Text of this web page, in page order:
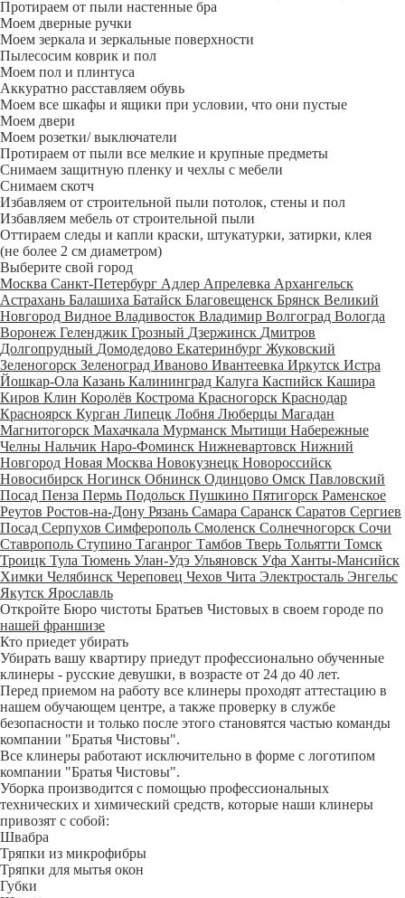
Протираем от пыли настенные бра
Моем дверные ручки
Моем зеркала и зеркальные поверхности
Пылесосим коврик и пол
Моем пол и плинтуса
Аккуратно расставляем обувь
Моем все шкафы и ящики при условии, что они пустые
Моем двери
Моем розетки/ выключатели
Протираем от пыли все мелкие и крупные предметы
Снимаем защитную пленку и чехлы с мебели
Снимаем скотч
Избавляем от строительной пыли потолок, стены и пол
Избавляем мебель от строительной пыли
Оттираем следы и капли краски, штукатурки, затирки, клея
(не более 2 см диаметром)
Выберите свой город
Москва Санкт-Петербург Адлер Апрелевка Архангельск
Астрахань Балашиха Батайск Благовещенск Брянск Великий
Новгород Видное Владивосток Владимир Волгоград Вологда
Воронеж Геленджик Грозный Дзержинск Дмитров
Долгопрудный Домодедово Екатеринбург Жуковский
Зеленогорск Зеленоград Иваново Ивантеевка Иркутск Истра
Йошкар-Ола Казань Калининград Калуга Каспийск Кашира
Киров Клин Королёв Кострома Красногорск Краснодар
Красноярск Курган Липецк Лобня Люберцы Магадан
Магнитогорск Махачкала Мурманск Мытищи Набережные
Челны Нальчик Наро-Фоминск Нижневартовск Нижний
Новгород Новая Москва Новокузнецк Новороссийск
Новосибирск Ногинск Обнинск Одинцово Омск Павловский
Посад Пенза Пермь Подольск Пушкино Пятигорск Раменское
Реутов Ростов-на-Дону Рязань Самара Саранск Саратов Сергиев
Посад Серпухов Симферополь Смоленск Солнечногорск Сочи
Ставрополь Ступино Таганрог Тамбов Тверь Тольятти Томск
Троицк Тула Тюмень Улан-Удэ Ульяновск Уфа Ханты-Мансийск
Химки Челябинск Череповец Чехов Чита Электросталь Энгельс
Якутск Ярославль
Откройте Бюро чистоты Братьев Чистовых в своем городе по
нашей франшизе
Кто приедет убирать
Убирать вашу квартиру приедут профессионально обученные
клинеры - русские девушки, в возрасте от 24 до 40 лет.
Перед приемом на работу все клинеры проходят аттестацию в
нашем обучающем центре, а также проверку в службе
безопасности и только после этого становятся частью команды
компании "Братья Чистовы".
Все клинеры работают исключительно в форме с логотипом
компании "Братья Чистовы".
Уборка производится с помощью профессиональных
технических и химический средств, которые наши клинеры
привозят с собой:
Швабра
Тряпки из микрофибры
Тряпки для мытья окон
Губки